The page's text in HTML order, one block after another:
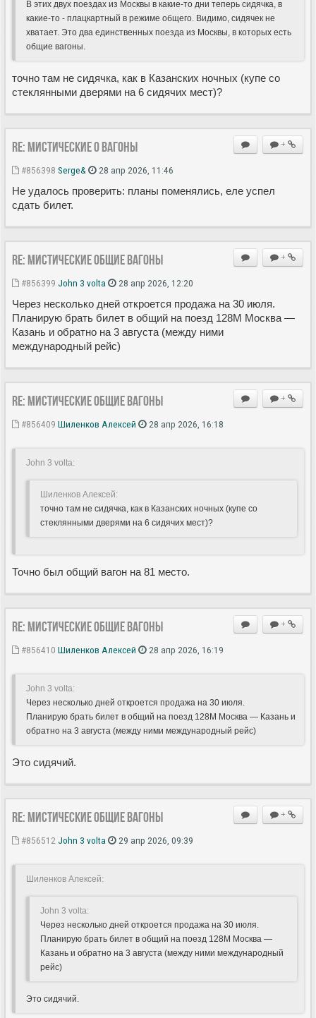
В этих двух поездах из Москвы в какие-то дни теперь сидячка, в
какие-то - плацкартный в режиме общего. Видимо, сидячек не
хватает. Это два единственных поезда из Москвы, в которых есть
общие вагоны.
точно там не сидячка, как в Казанских ночных (купе со
стеклянными дверями на 6 сидячих мест)?
+
Re: Мистические О вагоны
#856398 Serge& 28 апр 2026, 11:46
Не удалось проверить: планы поменялись, еле успел
сдать билет.
+
Re: Мистические ОБЩИЕ вагоны
#856399 John 3 volta 28 апр 2026, 12:20
Через несколько дней откроется продажа на 30 июля.
Планирую брать билет в общий на поезд 128М Москва —
Казань и обратно на 3 августа (между ними
международный рейс)
+
Re: Мистические ОБЩИЕ вагоны
#856409 Шиленков Алексей 28 апр 2026, 16:18
John 3 volta:
Шиленков Алексей:
точно там не сидячка, как в Казанских ночных (купе со
стеклянными дверями на 6 сидячих мест)?
Точно был общий вагон на 81 место.
+
Re: Мистические ОБЩИЕ вагоны
#856410 Шиленков Алексей 28 апр 2026, 16:19
John 3 volta:
Через несколько дней откроется продажа на 30 июля.
Планирую брать билет в общий на поезд 128М Москва — Казань и
обратно на 3 августа (между ними международный рейс)
Это сидячий.
+
Re: Мистические ОБЩИЕ вагоны
#856512 John 3 volta 29 апр 2026, 09:39
Шиленков Алексей:
John 3 volta:
Через несколько дней откроется продажа на 30 июля.
Планирую брать билет в общий на поезд 128М Москва —
Казань и обратно на 3 августа (между ними международный
рейс)
Это сидячий.